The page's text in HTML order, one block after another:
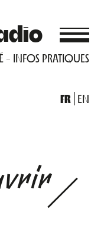
INFOS PRATIQUES
FR EN